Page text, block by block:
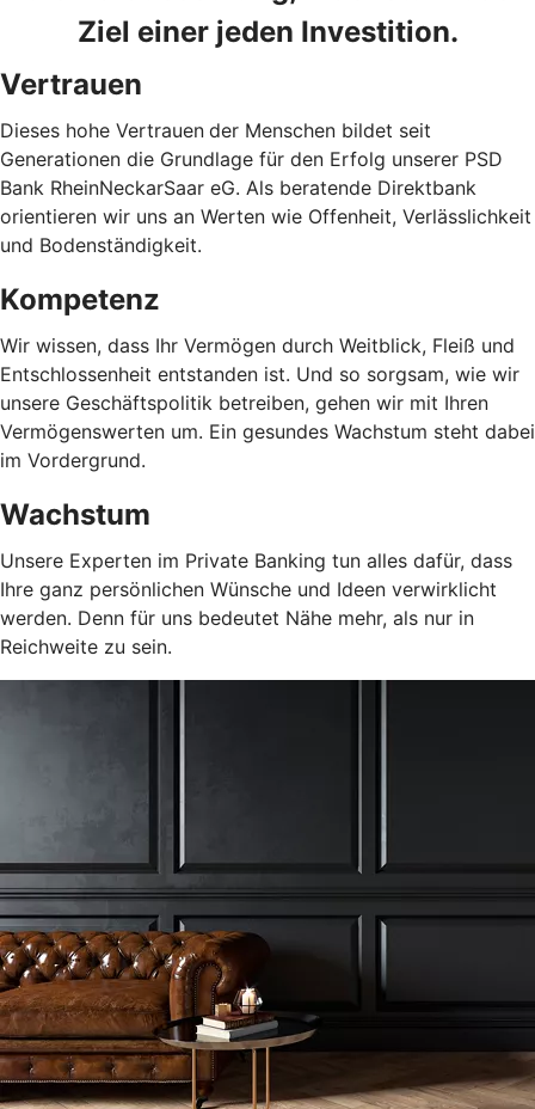
Ziel einer jeden Investition.
Vertrauen
Dieses hohe Vertrauen der Menschen bildet seit
Generationen die Grundlage für den Erfolg unserer PSD
Bank RheinNeckarSaar eG. Als beratende Direktbank
orientieren wir uns an Werten wie Offenheit, Verlässlichkeit
und Bodenständigkeit.
Kompetenz
Wir wissen, dass Ihr Vermögen durch Weitblick, Fleiß und
Entschlossenheit entstanden ist. Und so sorgsam, wie wir
unsere Geschäftspolitik betreiben, gehen wir mit Ihren
Vermögenswerten um. Ein gesundes Wachstum steht dabei
im Vordergrund.
Wachstum
Unsere Experten im Private Banking tun alles dafür, dass
Ihre ganz persönlichen Wünsche und Ideen verwirklicht
werden. Denn für uns bedeutet Nähe mehr, als nur in
Reichweite zu sein.